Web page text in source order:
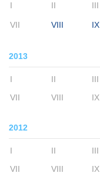
I II III
VII VIII IX
2013
I II III
VII
VIII IX
2012
I II III
VII
VIII IX